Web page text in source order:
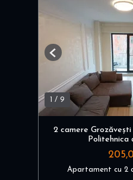
/ 9
Previous
2 camere
Politehnica
Apartament cu 2